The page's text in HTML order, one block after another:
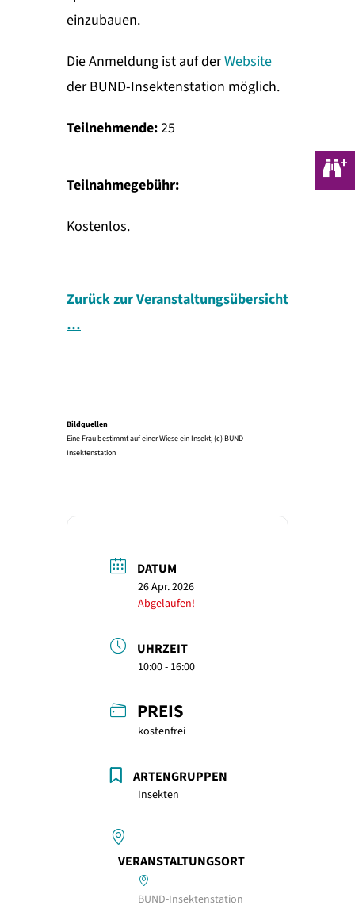
einzubauen.
Die Anmeldung ist auf derWebsite
der BUND-Insektenstation möglich.
Teilnehmende:25
Teilnahmegebühr:
Kostenlos.
Zurück zur Veranstaltungsübersicht
…
Bildquellen
Eine Frau bestimmt auf einer Wiese ein Insekt, (c) BUND-
Insektenstation
DATUM
26 Apr. 2026
Abgelaufen!
UHRZEIT
10:00 - 16:00
PREIS
kostenfrei
ARTENGRUPPEN
Insekten
VERANSTALTUNGSORT
BUND-Insektenstation